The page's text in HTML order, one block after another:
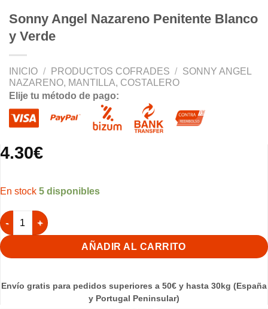
Sonny Angel Nazareno Penitente Blanco
y Verde
INICIO / PRODUCTOS COFRADES / SONNY ANGEL
NAZARENO, MANTILLA, COSTALERO
Elije tu método de pago:
4.30€
5 disponibles
Sonny Angel Nazareno Penitente Blanco y Verde cantidad
AÑADIR AL CARRITO
Envío gratis para pedidos superiores a 50€ y hasta 30kg (España
y Portugal Peninsular)